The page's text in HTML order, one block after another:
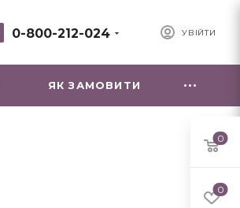
УВІЙТИ
0-800-212-024
ЯК ЗАМОВИТИ
0
0